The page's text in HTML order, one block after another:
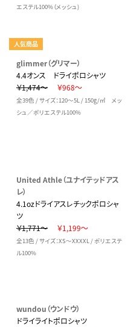
エステル100%（メッシュ)
人気商品
glimmer（グリマー）
4.4オンス ドライポロシャツ
￥1,474～
￥968～
全39色 / サイズ：120～5L / 150g/㎡ メッ
シュ／ポリエステル100%
United Athle（ユナイテッドアス
レ）
4.1ozドライアスレチックポロシャ
ツ
￥1,771～
￥1,199～
全13色 / サイズ：XS～XXXXL / ポリエステ
ル100%
wundou（ウンドウ）
ドライライトポロシャツ